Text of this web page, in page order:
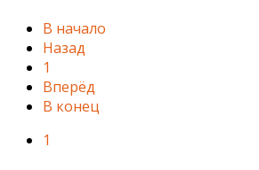
В начало
Назад
1
Вперёд
В конец
1